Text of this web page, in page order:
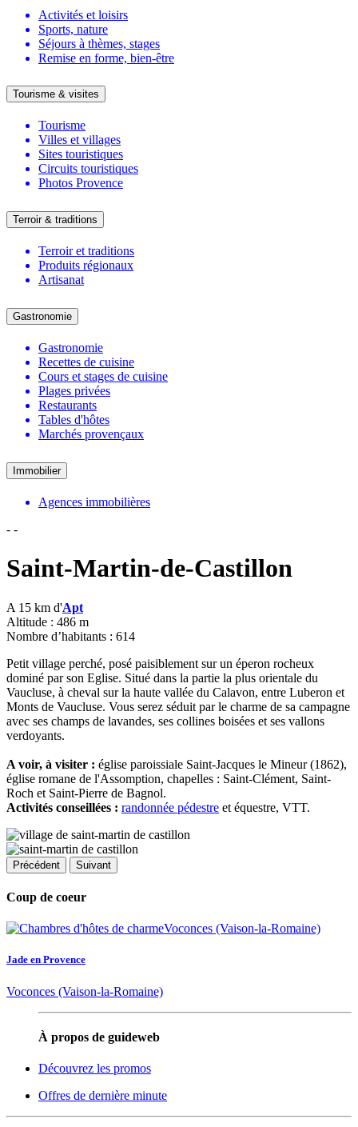
Activités et loisirs
Sports, nature
Séjours à thèmes, stages
Remise en forme, bien-être
Tourisme & visites
Tourisme
Villes et villages
Sites touristiques
Circuits touristiques
Photos Provence
Terroir & traditions
Terroir et traditions
Produits régionaux
Artisanat
Gastronomie
Gastronomie
Recettes de cuisine
Cours et stages de cuisine
Plages privées
Restaurants
Tables d'hôtes
Marchés provençaux
Immobilier
Agences immobilières
- -
Saint-Martin-de-Castillon
A 15 km d'Apt
Altitude : 486 m
Nombre d’habitants : 614
Petit village perché, posé paisiblement sur un éperon rocheux
dominé par son Eglise. Situé dans la partie la plus orientale du
Vaucluse, à cheval sur la haute vallée du Calavon, entre Luberon et
Monts de Vaucluse. Vous serez séduit par le charme de sa campagne
avec ses champs de lavandes, ses collines boisées et ses vallons
verdoyants.
A voir, à visiter : église paroissiale Saint-Jacques le Mineur (1862),
église romane de l'Assomption, chapelles : Saint-Clément, Saint-
Roch et Saint-Pierre de Bagnol.
Activités conseillées : randonnée pédestre et équestre, VTT.
Précédent Suivant
Coup de coeur
Jade en Provence
Voconces (Vaison-la-Romaine)
À propos de guideweb
Découvrez les promos
Offres de dernière minute